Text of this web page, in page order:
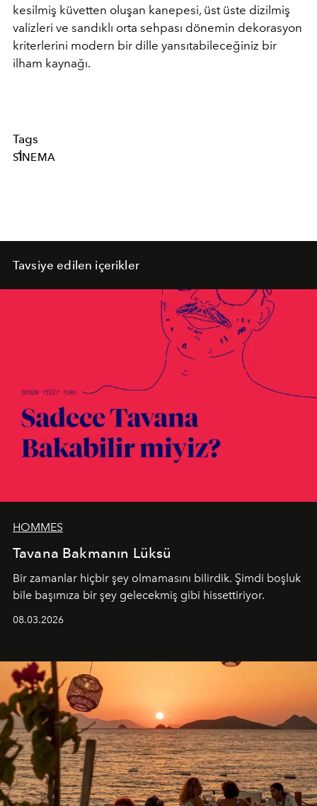
kesilmiş küvetten oluşan kanepesi, üst üste dizilmiş
valizleri ve sandıklı orta sehpası dönemin dekorasyon
kriterlerini modern bir dille yansıtabileceğiniz bir
ilham kaynağı.
Tags
SİNEMA
Tavsiye edilen içerikler
HOMMES
Tavana Bakmanın Lüksü
Bir zamanlar hiçbir şey olmamasını bilirdik. Şimdi boşluk
bile başımıza bir şey gelecekmiş gibi hissettiriyor.
08.03.2026